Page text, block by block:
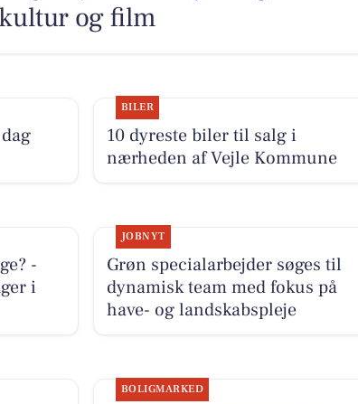
og film
BILER
10 dyreste biler til salg i
nærheden af Vejle Kommune
-
i
JOBNYT
Grøn specialarbejder søges til
dynamisk team med fokus på
have- og landskabspleje
BOLIGMARKED